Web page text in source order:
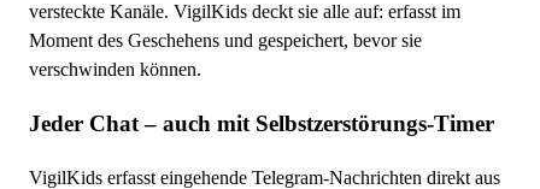
versteckte Kanäle. VigilKids deckt sie alle auf: erfasst im
Moment des Geschehens und gespeichert, bevor sie
verschwinden können.
Jeder Chat – auch mit Selbstzerstörungs-Timer
VigilKids erfasst eingehende Telegram-Nachrichten direkt aus